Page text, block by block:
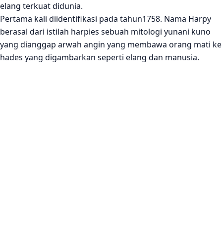
elang terkuat didunia.
Pertama kali diidentifikasi pada tahun1758. Nama Harpy
berasal dari istilah harpies sebuah mitologi yunani kuno
yang dianggap arwah angin yang membawa orang mati ke
hades yang digambarkan seperti elang dan manusia.